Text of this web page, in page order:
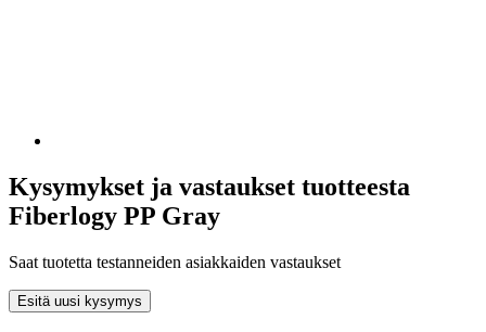
Kysymykset ja vastaukset tuotteesta
Fiberlogy PP Gray
Saat tuotetta testanneiden asiakkaiden vastaukset
Esitä uusi kysymys